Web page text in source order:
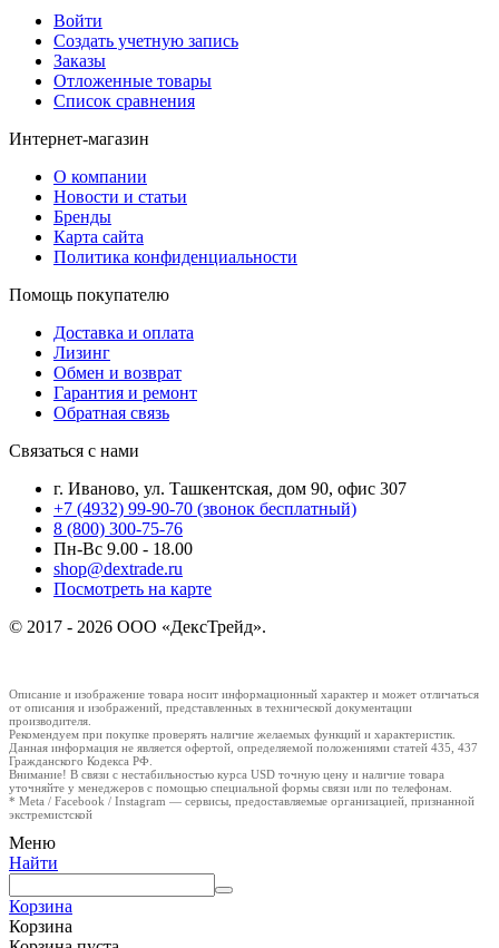
Войти
Создать учетную запись
Заказы
Отложенные товары
Список сравнения
Интернет-магазин
О компании
Новости и статьи
Бренды
Карта сайта
Политика конфиденциальности
Помощь покупателю
Доставка и оплата
Лизинг
Обмен и возврат
Гарантия и ремонт
Обратная связь
Связаться с нами
г. Иваново, ул. Ташкентская, дом 90, офис 307
+7 (4932) 99-90-70 (звонок бесплатный)
8 (800) 300-75-76
Пн-Вс 9.00 - 18.00
shop@dextrade.ru
Посмотреть на карте
© 2017 - 2026 ООО «ДексТрейд».
Описание и изображение товара носит информационный характер и может отличаться
от описания и изображений, представленных в технической документации
производителя.
Рекомендуем при покупке проверять наличие желаемых функций и характеристик.
Данная информация не является офертой, определяемой положениями статей 435, 437
Гражданского Кодекса РФ.
Внимание! В связи с нестабильностью курса USD точную цену и наличие товара
уточняйте у менеджеров с помощью специальной формы связи или по телефонам.
* Meta / Facebook / Instagram — сервисы, предоставляемые организацией, признанной
экстремистской
Меню
Найти
Корзина
Корзина